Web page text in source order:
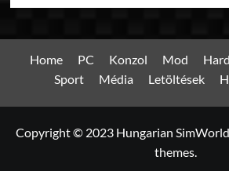
Home PC Konzol Mod
Sport
Média Letöltések
Copyright © 2023 Hungarian SimWorld
themes.